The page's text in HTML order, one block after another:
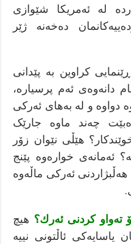
لە ئەمریكا شێوازی
دەخەنە ژێر
كراوین بە پێدانی
دانەوەی ئەم پرسیارە،
دواوە و لە بەهای ئەركی
چەند ماوە جارێک
هێڵی نێوان زۆر
ئەمانەی خوارەوە پێنج
ئەرکی ماڵەوە
هیچ
یاسایەکی ئاڵتونی نییە